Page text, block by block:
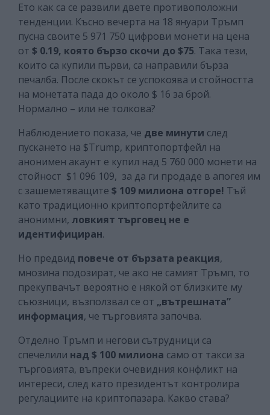
Ето как са се развили двете противоположни
тенденции. Късно вечерта на 18 януари Тръмп
пусна своите 5 971 750 цифрови монети на цена
от $ 0.19, която бързо скочи до $75. Така тези,
които са купили първи, са направили бърза
печалба. После скокът се успокоява и стойността
на монетата пада до около $ 16 за брой.
Нормално – или не толкова?
Наблюдението показа, че две минути след
пускането на $Trump, криптопортфейл на
анонимен акаунт е купил над 5 760 000 монети на
стойност $1 096 109, за да ги продаде в апогея им
с зашеметяващите $ 109 милиона отгоре! Тъй
като традиционно криптопортфейлите са
анонимни, ловкият търговец не е
идентифициран.
Но предвид повече от бързата реакция,
мнозина подозират, че ако не самият Тръмп, то
прекупвачът вероятно е някой от близките му
съюзници, възползвал се от „вътрешната”
информация, че търговията започва.
Отделно Тръмп и негови сътрудници са
спечелили над $ 100 милиона само от такси за
търговията, въпреки очевидния конфликт на
интереси, след като президентът контролира
регулациите на криптопазара. Какво става?